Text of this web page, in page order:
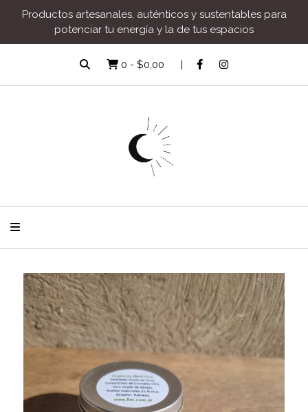
Productos artesanales, auténticos y sustentables para
potenciar tu energía y la de tus espacios
0 - $0,00